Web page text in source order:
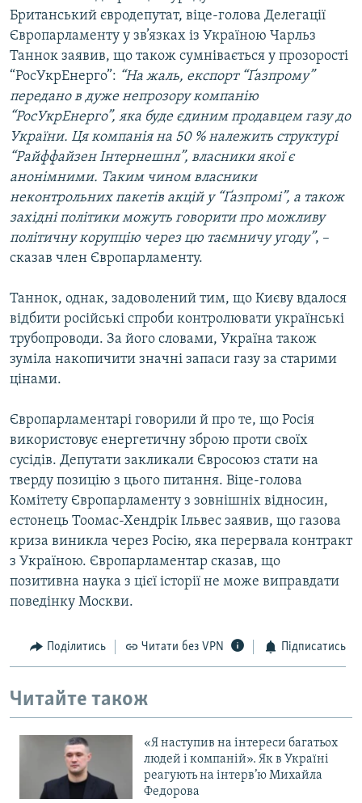
Британський євродепутат, віце-голова Делегації
Європарламенту у зв’язках із Україною Чарльз
Таннок заявив, що також сумнівається у прозорості
“РосУкрЕнерго”: “На жаль, експорт “Ґазпрому”
передано в дуже непрозору компанію
“РосУкрЕнерго”, яка буде єдиним продавцем газу до
України. Ця компанія на 50 % належить структурі
“Райффайзен Інтернешнл”, власники якої є
анонімними. Таким чином власники
неконтрольних пакетів акцій у “Ґазпромі”, а також
західні політики можуть говорити про можливу
політичну корупцію через цю таємничу угоду”, –
сказав член Європарламенту.
Таннок, однак, задоволений тим, що Києву вдалося
відбити російські спроби контролювати українські
трубопроводи. За його словами, Україна також
зуміла накопичити значні запаси газу за старими
цінами.
Європарламентарі говорили й про те, що Росія
використовує енергетичну зброю проти своїх
сусідів. Депутати закликали Євросоюз стати на
тверду позицію з цього питання. Віце-голова
Комітету Європарламенту з зовнішніх відносин,
естонець Тоомас-Хендрік Ільвес заявив, що газова
криза виникла через Росію, яка перервала контракт
з Україною. Європарламентар сказав, що
позитивна наука з цієї історії не може виправдати
поведінку Москви.
Поділитись Читати без VPN Підписатись
Читайте також
«Я наступив на інтереси багатьох
людей і компаній». Як в Україні
реагують на інтерв’ю Михайла
Федорова